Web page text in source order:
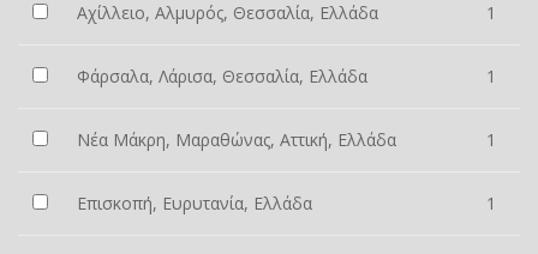
Αχίλλειο, Αλμυρός, Θεσσαλία, Ελλάδα 1
Φάρσαλα, Λάρισα, Θεσσαλία, Ελλάδα 1
Νέα Μάκρη, Μαραθώνας, Αττική, Ελλάδα 1
Επισκοπή, Ευρυτανία, Ελλάδα 1